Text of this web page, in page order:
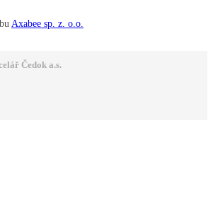
Axabee sp. z. o.o.
Čedok a.s.